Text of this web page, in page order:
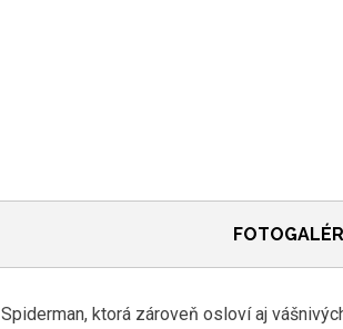
ktorá zároveň osloví aj